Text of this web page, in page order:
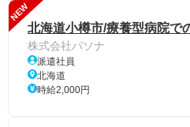
NEW
北海道小樽市/療養型病院で
株式会社パソナ
派遣社員
北海道
時給2,000円